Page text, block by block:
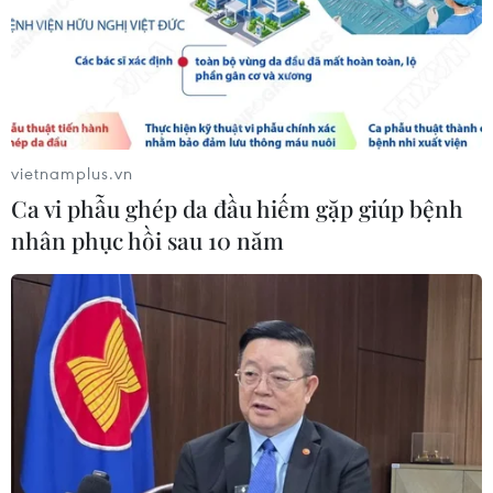
Bộ Y tế: Đề xuất quỹ Bảo hiểm y tế
thanh toán chi phí khám chữa bệnh y
học gia đình
03/08/2026 07:04
Siết giám định, kiểm soát chặt chi
phí khám chữa bệnh bảo hiểm y tế
02/08/2026 10:10
Điều trị hiệu quả ca ung thư phổi
mang đồng thời hai đột biến gen
hiếm gặp
02/08/2026 05:58
vietnamplus.vn
Ca vi phẫu ghép da đầu hiếm gặp giúp bệnh
nhân phục hồi sau 10 năm